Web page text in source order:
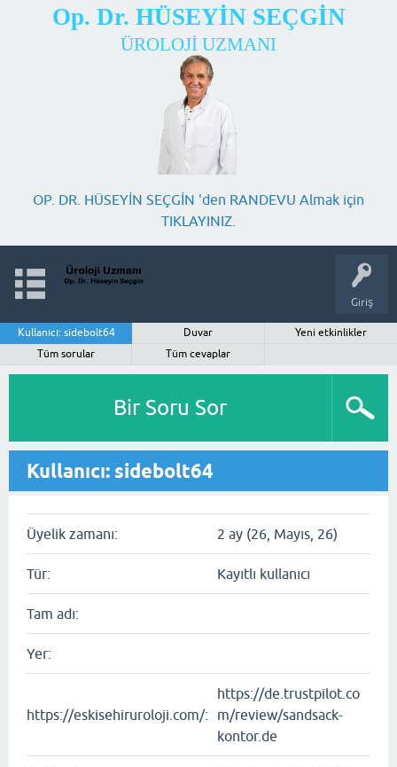
Op. Dr. HÜSEYİN SEÇGİN
ÜROLOJİ UZMANI
OP. DR. HÜSEYİN SEÇGİN 'den RANDEVU Almak için
TIKLAYINIZ.
Giriş
Kullanıcı: sidebolt64 Duvar
Yeni etkinlikler
Tüm sorular
Tüm cevaplar
Bir Soru Sor
Kullanıcı: sidebolt64
Üyelik zamanı: 2 ay (26, Mayıs, 26)
Tür: Kayıtlı kullanıcı
Tam adı:
Yer:
https://eskisehiruroloji.com/:
https://de.trustpilot.co
m/review/sandsack-
kontor.de